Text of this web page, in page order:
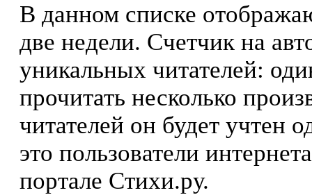
В данном списке
две недели. Счетчик на
уникальных читателей:
прочитать несколько
читателей он будет учтен
это пользователи
портале Стихи.ру.